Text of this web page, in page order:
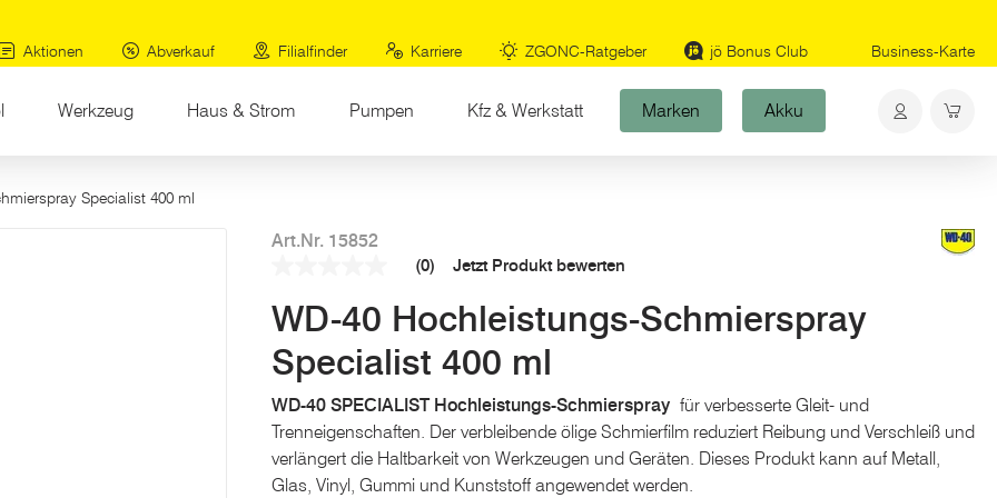
Aktionen
Abverkauf Filialfinder Karriere ZGONC-Ratgeber jö Bonus Club Business-Karte
Werkzeug Haus & Strom Pumpen Kfz & Werkstatt Marken Akku
Specialist 400 ml
Art.Nr. 15852
Link
auf
derselben
Seite.
(0) Jetzt Produkt bewerten
WD-40 Hochleistungs-Schmierspray
Specialist 400 ml
WD-40 SPECIALIST Hochleistungs-Schmierspray für verbesserte Gleit- und
Trenneigenschaften. Der verbleibende ölige Schmierfilm reduziert Reibung und Verschleiß und
verlängert die Haltbarkeit von Werkzeugen und Geräten. Dieses Produkt kann auf Metall,
Glas, Vinyl, Gummi und Kunststoff angewendet werden.